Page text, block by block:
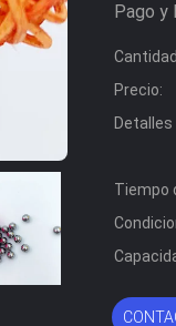
Pago y
mínima:
Precio:
Detalles
Tiempo